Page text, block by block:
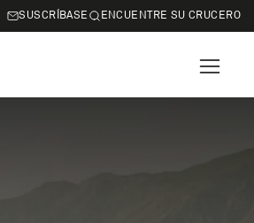
SUSCRÍBASE ENCUENTRE SU CRUCERO